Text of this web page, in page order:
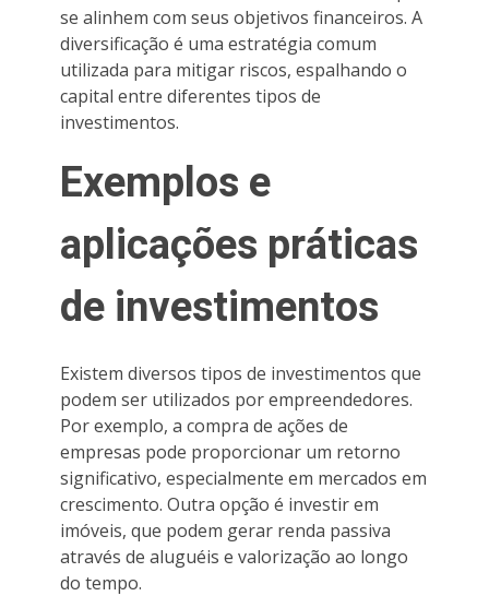
se alinhem com seus objetivos financeiros. A
diversificação é uma estratégia comum
utilizada para mitigar riscos, espalhando o
capital entre diferentes tipos de
investimentos.
Exemplos e
aplicações práticas
de investimentos
Existem diversos tipos de investimentos que
podem ser utilizados por empreendedores.
Por exemplo, a compra de ações de
empresas pode proporcionar um retorno
significativo, especialmente em mercados em
crescimento. Outra opção é investir em
imóveis, que podem gerar renda passiva
através de aluguéis e valorização ao longo
do tempo.